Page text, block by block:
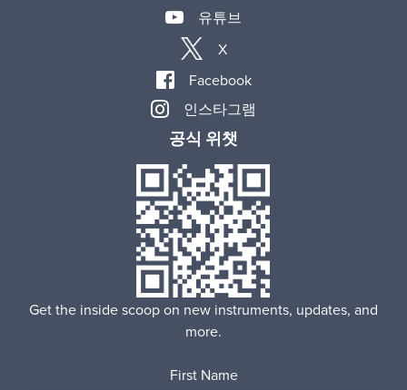
유튜브
X
Facebook
인스타그램
공식 위챗
Get the inside scoop on new instruments, updates, and
more.
First Name